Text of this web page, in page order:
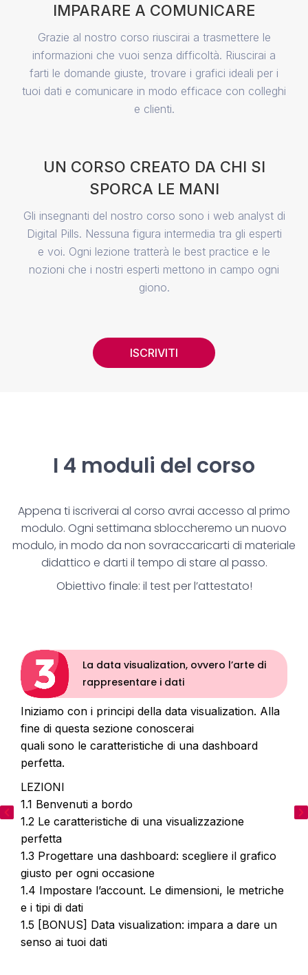
IMPARARE A COMUNICARE
Grazie al nostro corso riuscirai a trasmettere le
informazioni che vuoi senza difficoltà. Riuscirai a
farti le domande giuste, trovare i grafici ideali per i
tuoi dati e comunicare in modo efficace con colleghi
e clienti.
UN CORSO CREATO DA CHI SI
SPORCA LE MANI
Gli insegnanti del nostro corso sono i web analyst di
Digital Pills. Nessuna figura intermedia tra gli esperti
e voi. Ogni lezione tratterà le best practice e le
nozioni che i nostri esperti mettono in campo ogni
giono.
ISCRIVITI
I 4 moduli del corso
Appena ti iscriverai al corso avrai accesso al primo
modulo. Ogni settimana sbloccheremo un nuovo
modulo, in modo da non sovraccaricarti di materiale
didattico e darti il tempo di stare al passo.
Obiettivo finale: il test per l’attestato!
La data visualization, ovvero l’arte di
rappresentare i dati
Iniziamo con i principi della data visualization. Alla
fine di questa sezione conoscerai
quali sono le caratteristiche di una dashboard
perfetta.
LEZIONI
1.1 Benvenuti a bordo
1.2 Le caratteristiche di una visualizzazione
perfetta
1.3 Progettare una dashboard: scegliere il grafico
giusto per ogni occasione
1.4 Impostare l’account. Le dimensioni, le metriche
e i tipi di dati
1.5 [BONUS] Data visualization: impara a dare un
senso ai tuoi dati